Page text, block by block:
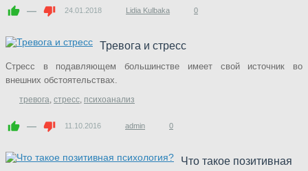
— 24.01.2018 Lidia Kulbaka 0
Тревога и стресс
Стресс в подавляющем большинстве имеет свой источник во
внешних обстоятельствах.
тревога, стресс, психоанализ
— 11.10.2016 admin 0
Что такое позитивная